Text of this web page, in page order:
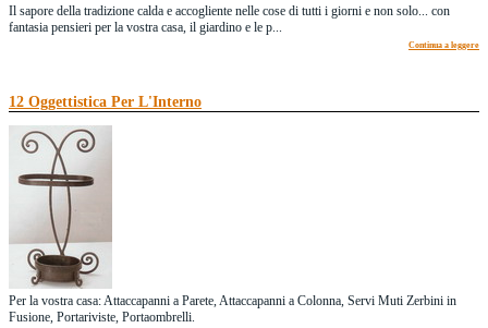
Il sapore della tradizione calda e accogliente nelle cose di tutti i giorni e non solo... con
fantasia pensieri per la vostra casa, il giardino e le p...
Continua a leggere
12 Oggettistica Per L'Interno
Per la vostra casa: Attaccapanni a Parete, Attaccapanni a Colonna, Servi Muti Zerbini in
Fusione, Portariviste, Portaombrelli.